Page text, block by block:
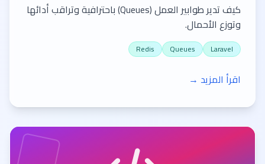
كيف تدير طوابير العمل (Queues) باحترافية وتراقب أدائها
وتوزع الأحمال.
Laravel
Queues
Redis
اقرأ المزيد →